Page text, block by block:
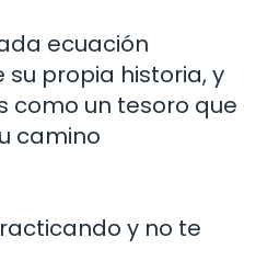
ecuación
propia historia, y
como un tesoro que
camino
y no te